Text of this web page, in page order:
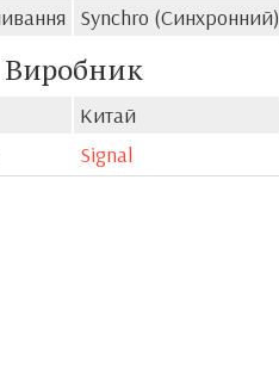
Synchro (Синхронний)
Виробник
Китай
Signal